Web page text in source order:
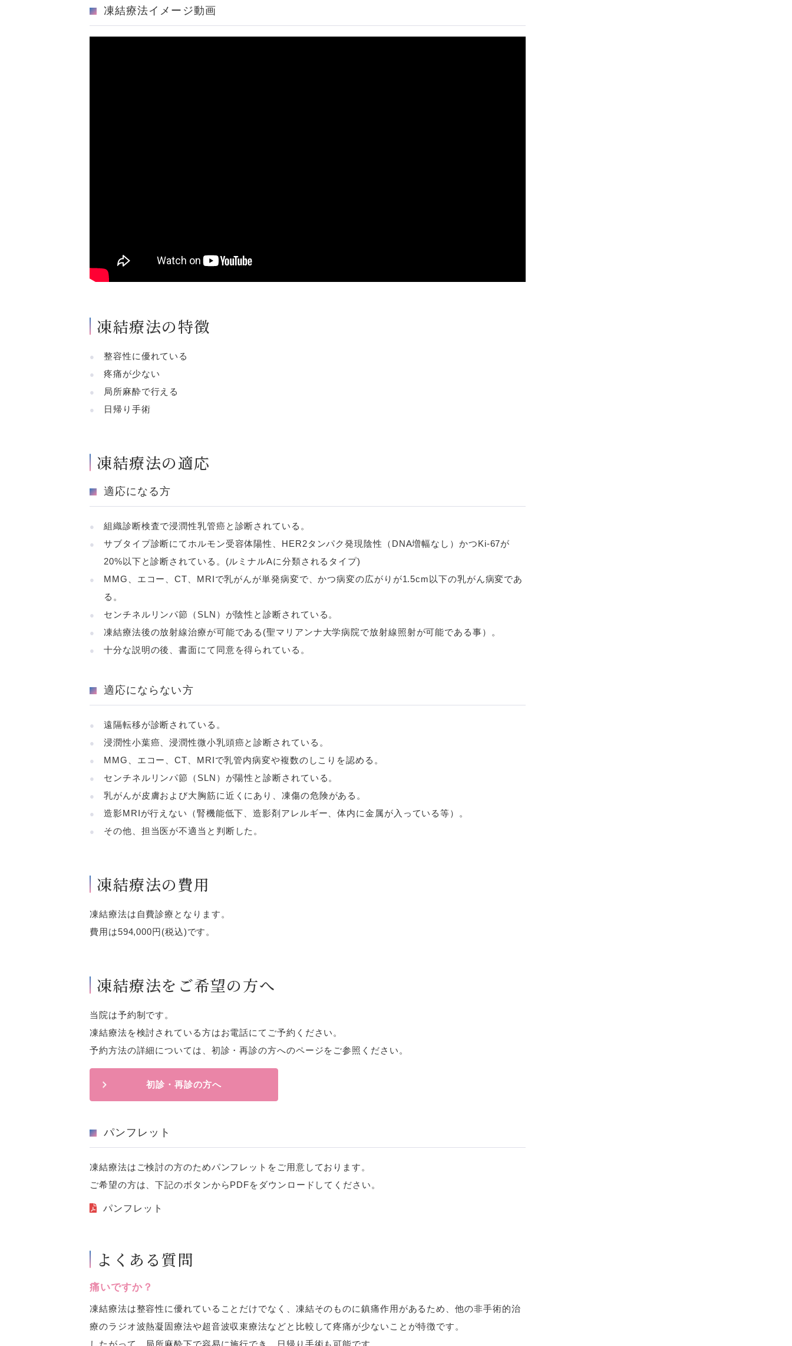
凍結療法イメージ動画
凍結療法の特徴
整容性に優れている
疼痛が少ない
局所麻酔で行える
日帰り手術
凍結療法の適応
適応になる方
組織診断検査で浸潤性乳管癌と診断されている。
サブタイプ診断にてホルモン受容体陽性、HER2タンパク発現陰性（DNA増幅なし）かつKi-67が
20%以下と診断されている。(ルミナルAに分類されるタイプ)
MMG、エコー、CT、MRIで乳がんが単発病変で、かつ病変の広がりが1.5cm以下の乳がん病変であ
る。
センチネルリンパ節（SLN）が陰性と診断されている。
凍結療法後の放射線治療が可能である(聖マリアンナ大学病院で放射線照射が可能である事）。
十分な説明の後、書面にて同意を得られている。
適応にならない方
遠隔転移が診断されている。
浸潤性小葉癌、浸潤性微小乳頭癌と診断されている。
MMG、エコー、CT、MRIで乳管内病変や複数のしこりを認める。
センチネルリンパ節（SLN）が陽性と診断されている。
乳がんが皮膚および大胸筋に近くにあり、凍傷の危険がある。
造影MRIが行えない（腎機能低下、造影剤アレルギー、体内に金属が入っている等）。
その他、担当医が不適当と判断した。
凍結療法の費用
凍結療法は自費診療となります。
費用は594,000円(税込)です。
凍結療法をご希望の方へ
当院は予約制です。
凍結療法を検討されている方はお電話にてご予約ください。
予約方法の詳細については、初診・再診の方へのページをご参照ください。
初診・再診の方へ
パンフレット
凍結療法はご検討の方のためパンフレットをご用意しております。
ご希望の方は、下記のボタンからPDFをダウンロードしてください。
パンフレット
よくある質問
痛いですか？
凍結療法は整容性に優れていることだけでなく、凍結そのものに鎮痛作用があるため、他の非手術的治
療のラジオ波熱凝固療法や超音波収束療法などと比較して疼痛が少ないことが特徴です。